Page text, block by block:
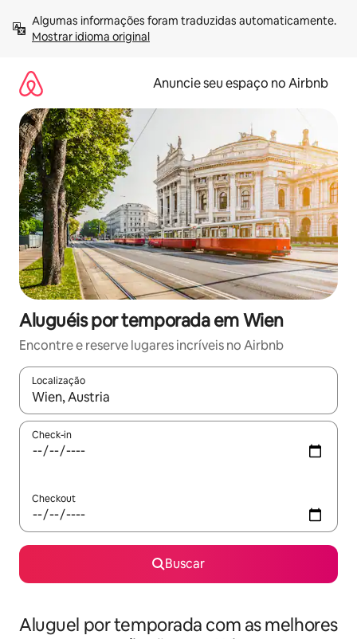
para
Mostrar idioma original
Anuncie seu espaço no Airbnb
Aluguéis por temporada em Wien
Encontre e reserve lugares incríveis no Airbnb
Localização
Quando os resultados estiverem disponíveis, explore-os
Check-in
Checkout
Buscar
Aluguel por temporada com as melhores